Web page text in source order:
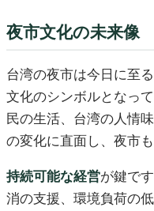
夜市文化の未来像
台湾の夜市は今日に至
文化のシンボルとなっ
民の生活、台湾の人情
の変化に直面し、夜市
持続可能な経営が鍵で
消の支援、環境負荷の